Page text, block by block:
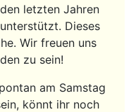
letzten Jahren
Dieses
Wir freuen uns
zu sein!
am Samstag
könnt ihr noch